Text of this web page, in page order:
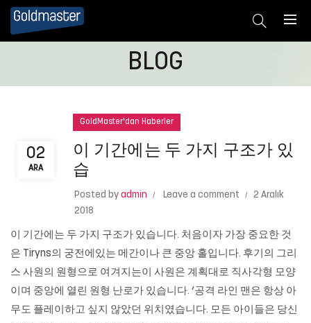
BLOG
02
ARA
GoldMaster'dan Haberler
이 기간에는 두 가지 구조가 있
습
Posted by admin Leave a comment
2 Aralık
2018
이 기간에는 두 가지 구조가 있습니다. 처음이자 가장 중요한 것
은 Tiryns의 궁전에있는 메간이나 큰 중앙 홀입니다. 후기의 그리
스 사원의 원형으로 여겨지는이 사원은 계획대로 직사각형 모양
이며 중앙에 열린 원형 난로가 있습니다. ‘공격 라인 맨은 항상 아
무도 플레이하고 싶지 않았던 위치였습니다. 모든 아이들은 당신